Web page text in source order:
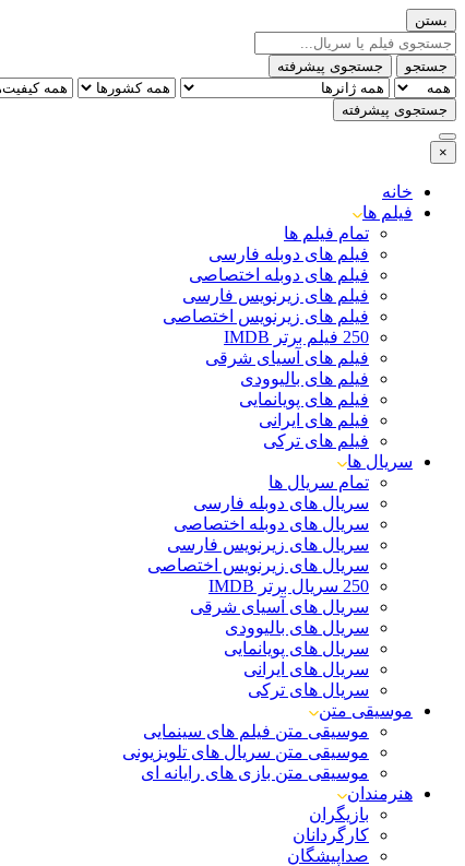
بستن
جستجو جستجوی پیشرفته
جستجوی پیشرفته
×
خانه
فیلم ها
تمام فیلم ها
فیلم های دوبله فارسی
فیلم های دوبله اختصاصی
فیلم های زیرنویس فارسی
فیلم های زیرنویس اختصاصی
250 فیلم برتر IMDB
فیلم های آسیای شرقی
فیلم های بالیوودی
فیلم های پویانمایی
فیلم های ایرانی
فیلم های ترکی
سریال ها
تمام سریال ها
سریال های دوبله فارسی
سریال های دوبله اختصاصی
سریال های زیرنویس فارسی
سریال های زیرنویس اختصاصی
250 سریال برتر IMDB
سریال های آسیای شرقی
سریال های بالیوودی
سریال های پویانمایی
سریال های ایرانی
سریال های ترکی
موسیقی متن
موسیقی متن فیلم های سینمایی
موسیقی متن سریال های تلویزیونی
موسیقی متن بازی های رایانه ای
هنرمندان
بازیگران
کارگردانان
صداپیشگان